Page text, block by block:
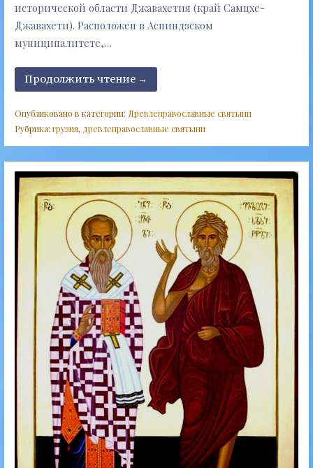
исторической области Джавахетия (край Самцхе-
Джавахети). Расположен в Аспиндзском
муниципалитете,…
Продолжить чтение →
Опубликовано в категории: Древлеправославные святыни
Рубрика: грузия, древлеправославные святыни